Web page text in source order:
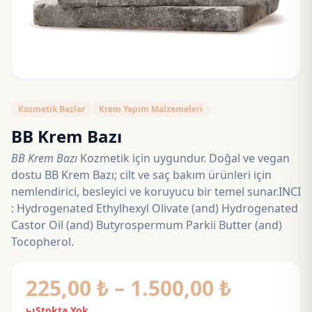
Kozmetik Bazlar Krem Yapım Malzemeleri
BB Krem Bazı
BB Krem Bazı Kozmetik için uygundur. Doğal ve vegan
dostu BB Krem Bazı; cilt ve saç bakım ürünleri için
nemlendirici, besleyici ve koruyucu bir temel sunar.INCI
: Hydrogenated Ethylhexyl Olivate (and) Hydrogenated
Castor Oil (and) Butyrospermum Parkii Butter (and)
Tocopherol.
225,00 ₺ – 1.500,00 ₺Fiyat